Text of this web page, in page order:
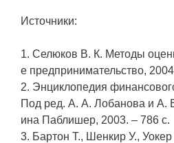
Источники:
1. Селюков В. К. Методы
е предпринимательство,
2. Энциклопедия
Под ред. А. А. Лобанова и А.
ина Паблишер, 2003. – 786 с.
3. Бартон Т., Шенкир У.,